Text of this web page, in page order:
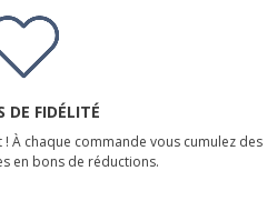
DE FIDÉLITÉ
À chaque commande vous cumulez des
en bons de réductions.